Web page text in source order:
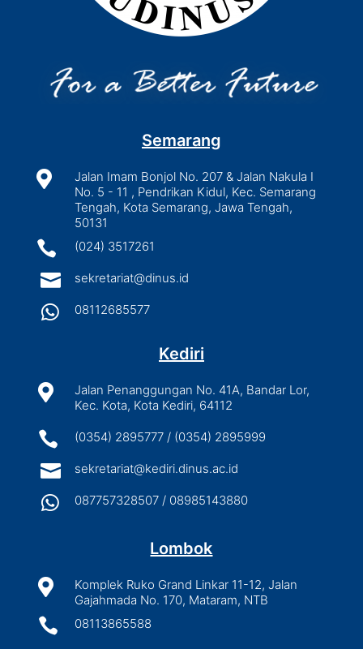
Semarang

Jalan Imam Bonjol No. 207 & Jalan Nakula I
No. 5 - 11 , Pendrikan Kidul, Kec. Semarang
Tengah, Kota Semarang, Jawa Tengah,
50131
 (024) 3517261
 sekretariat@dinus.id
 08112685577
Kediri

Jalan Penanggungan No. 41A, Bandar Lor,
Kec. Kota, Kota Kediri, 64112
 (0354) 2895777 / (0354) 2895999
 sekretariat@kediri.dinus.ac.id
 087757328507 / 08985143880
Lombok

Komplek Ruko Grand Linkar 11-12, Jalan
Gajahmada No. 170, Mataram, NTB
 08113865588